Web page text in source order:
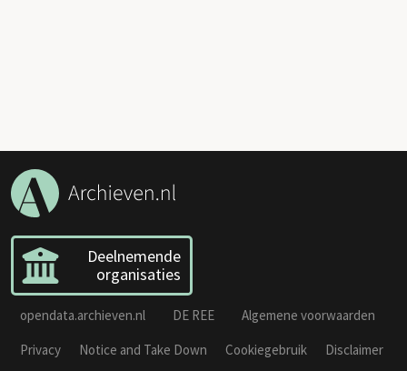
Deelnemende
organisaties
opendata.archieven.nl DE REE
Algemene voorwaarden
Privacy
Notice and Take Down Cookiegebruik
Disclaimer